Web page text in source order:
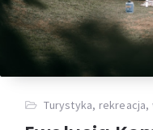
Turystyka,